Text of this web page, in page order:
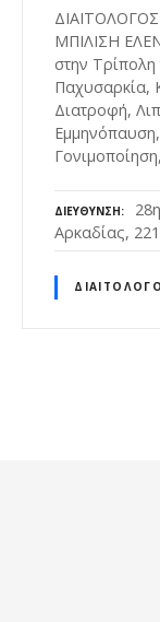
ΜΠΙΛΙΣΗ
στην Τρίπολη
Παχυσαρκία,
Διατροφή,
ΔΙΕΎΘΥΝΣΗ
Αρκαδίας,